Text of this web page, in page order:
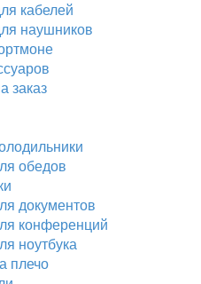
кабелей
наушников
заказ
обедов
документов
конференций
ноутбука
плечо